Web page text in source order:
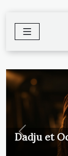
Dadju et
Previous